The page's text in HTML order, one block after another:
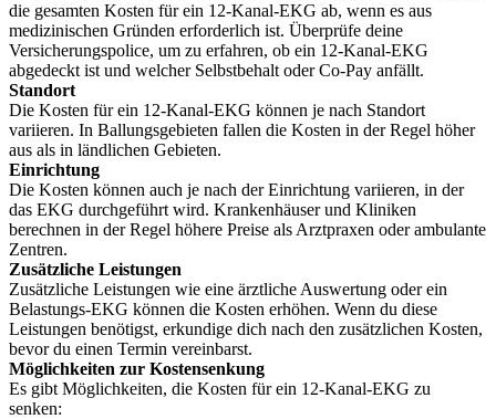
die gesamten Kosten für ein 12-Kanal-EKG ab, wenn es aus
medizinischen Gründen erforderlich ist. Überprüfe deine
Versicherungspolice, um zu erfahren, ob ein 12-Kanal-EKG
abgedeckt ist und welcher Selbstbehalt oder Co-Pay anfällt.
Standort
Die Kosten für ein 12-Kanal-EKG können je nach Standort
variieren. In Ballungsgebieten fallen die Kosten in der Regel höher
aus als in ländlichen Gebieten.
Einrichtung
Die Kosten können auch je nach der Einrichtung variieren, in der
das EKG durchgeführt wird. Krankenhäuser und Kliniken
berechnen in der Regel höhere Preise als Arztpraxen oder ambulante
Zentren.
Zusätzliche Leistungen
Zusätzliche Leistungen wie eine ärztliche Auswertung oder ein
Belastungs-EKG können die Kosten erhöhen. Wenn du diese
Leistungen benötigst, erkundige dich nach den zusätzlichen Kosten,
bevor du einen Termin vereinbarst.
Möglichkeiten zur Kostensenkung
Es gibt Möglichkeiten, die Kosten für ein 12-Kanal-EKG zu
senken: